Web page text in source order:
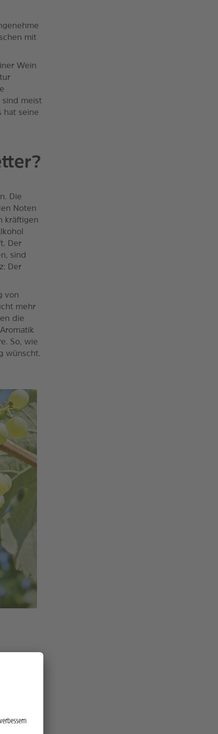
mit
Wein
sind meist
hat seine
Die
Noten
kräftigen
Der
sind
Der
von
mehr
die
So, wie
wünscht.
lassen
ihre